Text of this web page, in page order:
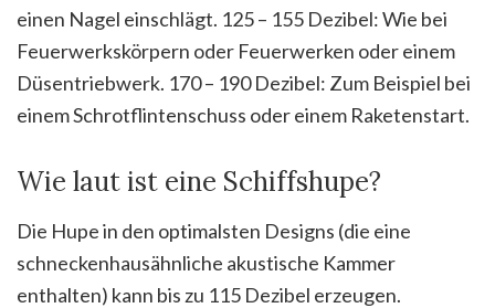
einen Nagel einschlägt. 125 – 155 Dezibel: Wie bei
Feuerwerkskörpern oder Feuerwerken oder einem
Düsentriebwerk. 170 – 190 Dezibel: Zum Beispiel bei
einem Schrotflintenschuss oder einem Raketenstart.
Wie laut ist eine Schiffshupe?
Die Hupe in den optimalsten Designs (die eine
schneckenhausähnliche akustische Kammer
enthalten) kann bis zu 115 Dezibel erzeugen.